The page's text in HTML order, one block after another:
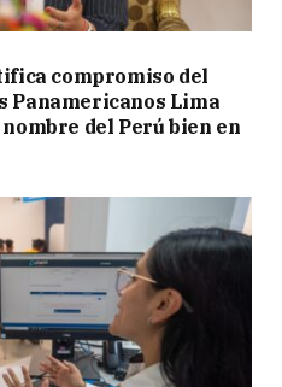
compromiso del
Panamericanos Lima
del Perú bien en